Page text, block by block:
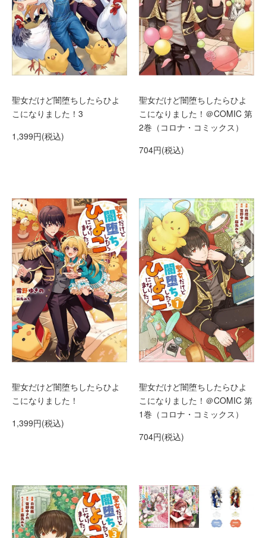
聖女だけど闇堕ちしたらひよ
こになりました！3
1,399円(税込)
聖女だけど闇堕ちしたらひよ
こになりました！＠COMIC 第
2巻（コロナ・コミックス）
704円(税込)
聖女だけど闇堕ちしたらひよ
こになりました！
1,399円(税込)
聖女だけど闇堕ちしたらひよ
こになりました！＠COMIC 第
1巻（コロナ・コミックス）
704円(税込)